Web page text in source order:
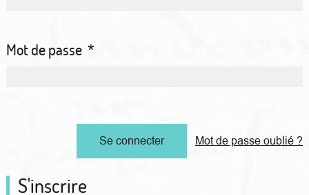
Mot de passe *
Mot de passe oublié ?
S'inscrire